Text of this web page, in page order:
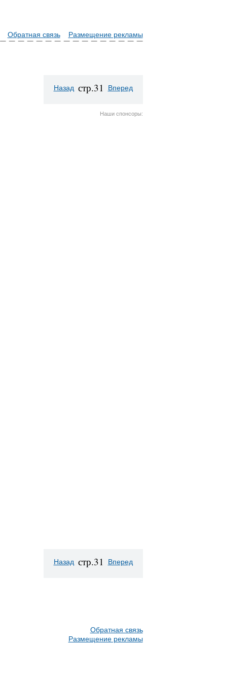
Обратная связь Размещение рекламы
Назад стр.31 Вперед
Наши спонсоры:
Назад стр.31 Вперед
Обратная связь
Размещение рекламы